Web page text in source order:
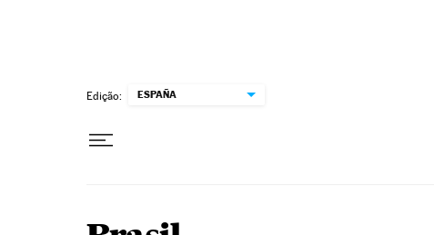
Edição: ESPAÑA